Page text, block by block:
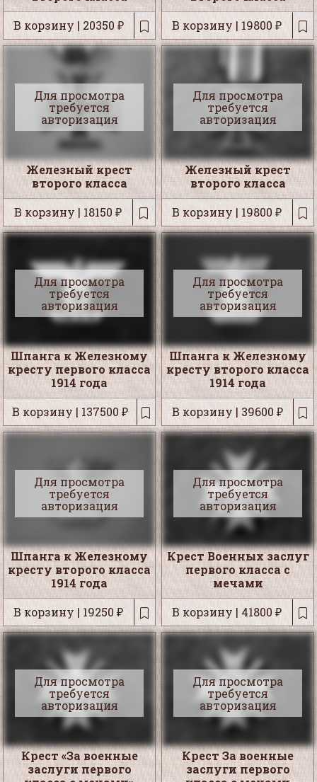
В корзину | 20350 ₽
В корзину | 19800 ₽
Для просмотра
требуется
авторизация
Железный крест
второго класса
В корзину | 18150 ₽
Для просмотра
требуется
авторизация
Железный крест
второго класса
В корзину | 19800 ₽
Для просмотра
требуется
авторизация
Шпанга к Железному
кресту первого класса
1914 года
В корзину | 137500 ₽
Для просмотра
требуется
авторизация
Шпанга к Железному
кресту второго класса
1914 года
В корзину | 39600 ₽
Для просмотра
требуется
авторизация
Шпанга к Железному
кресту второго класса
1914 года
В корзину | 19250 ₽
Для просмотра
требуется
авторизация
Крест Военных заслуг
первого класса с
мечами
В корзину | 41800 ₽
Для просмотра
требуется
авторизация
Крест «За военные
заслуги первого
Для просмотра
требуется
авторизация
Крест За военные
заслуги первого